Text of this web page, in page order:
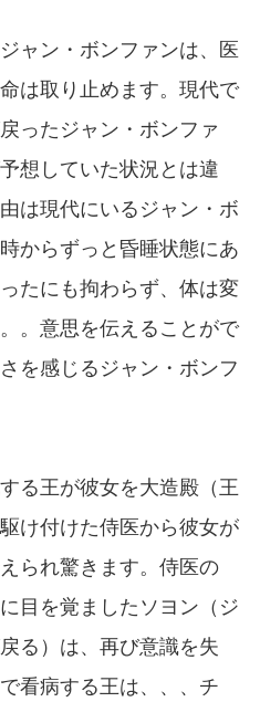
ャン・ボンファンは、医
は取り止めます。現代で
ったジャン・ボンファ
想していた状況とは違
は現代にいるジャン・ボ
からずっと昏睡状態にあ
たにも拘わらず、体は変
。意思を伝えることがで
を感じるジャン・ボンフ
る王が彼女を大造殿（王
け付けた侍医から彼女が
られ驚きます。侍医の
目を覚ましたソヨン（ジ
る）は、再び意識を失
看病する王は、、、チ